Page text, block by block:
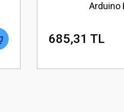
Arduino
685,31 TL